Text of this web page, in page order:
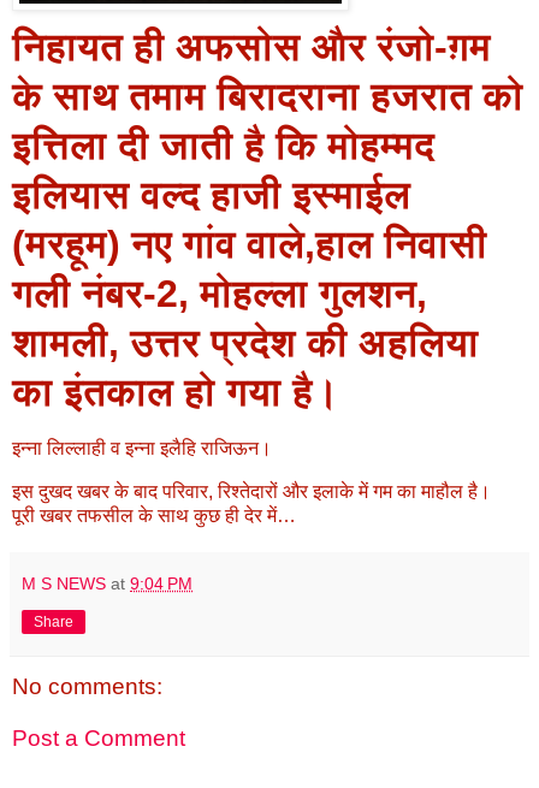
निहायत ही अफसोस और रंजो-ग़म
के साथ तमाम बिरादराना हजरात को
इत्तिला दी जाती है कि मोहम्मद
इलियास वल्द हाजी इस्माईल
(मरहूम) नए गांव वाले,हाल निवासी
गली नंबर-2, मोहल्ला गुलशन,
शामली, उत्तर प्रदेश की अहलिया
का इंतकाल हो गया है।
इन्ना लिल्लाही व इन्ना इलैहि राजिऊन।
इस दुखद खबर के बाद परिवार, रिश्तेदारों और इलाके में गम का माहौल है।
पूरी खबर तफसील के साथ कुछ ही देर में…
M S NEWS at 9:04 PM
Share
No comments:
Post a Comment